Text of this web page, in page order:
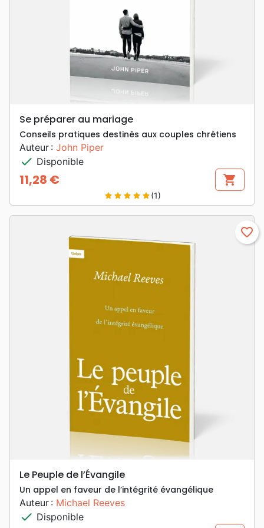
Se préparer au mariage
Conseils pratiques destinés aux couples chrétiens
Auteur : John Piper
check Disponible
Prix
11,28 € shopping_cart
star star star star star(1)
favorite_border
Le Peuple de l’Évangile
Un appel en faveur de l’intégrité évangélique
Auteur : Michael Reeves
check Disponible